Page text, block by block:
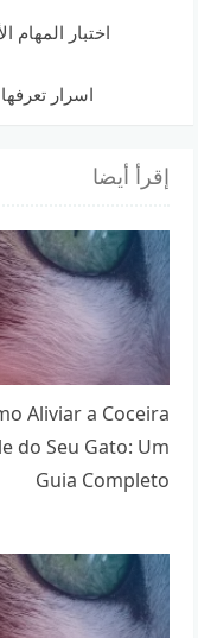
اختبار المهام
اسرار
إقرأ أيضا
Aliviar a Coceira
do Seu Gato: Um
Guia Completo